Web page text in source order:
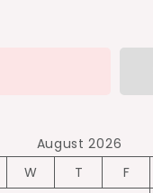
August 2026
W T F